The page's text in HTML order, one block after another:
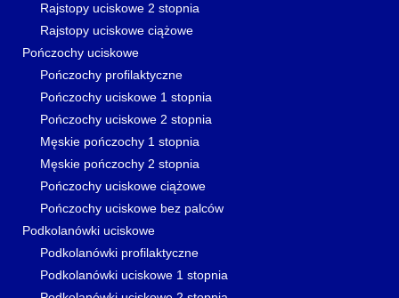
Rajstopy uciskowe 2 stopnia
Rajstopy uciskowe ciążowe
Pończochy uciskowe
Pończochy profilaktyczne
Pończochy uciskowe 1 stopnia
Pończochy uciskowe 2 stopnia
Męskie pończochy 1 stopnia
Męskie pończochy 2 stopnia
Pończochy uciskowe ciążowe
Pończochy uciskowe bez palców
Podkolanówki uciskowe
Podkolanówki profilaktyczne
Podkolanówki uciskowe 1 stopnia